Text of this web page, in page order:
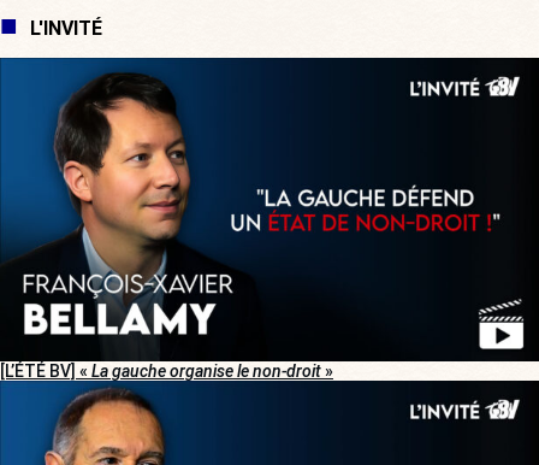
L'INVITÉ
[L’ÉTÉ BV] « La gauche organise le non-droit»